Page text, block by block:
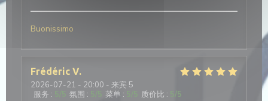
Buonissimo
Frédéric V
2026-07-21 - 20:00 - 来宾 5
服务 : 氛围 : 菜单 : 质价比 : /5